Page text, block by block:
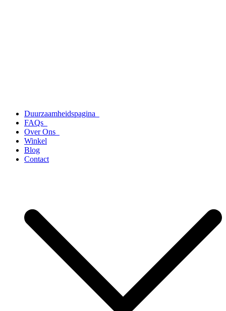
Duurzaamheidspagina
FAQs
Over Ons
Winkel
Blog
Contact